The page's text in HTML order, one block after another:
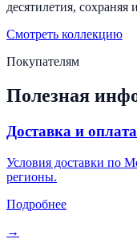
десятилетия,
Смотреть коллекцию
Покупателям
Полезная
Доставка и оплата
Условия доставки по
регионы.
Подробнее
→